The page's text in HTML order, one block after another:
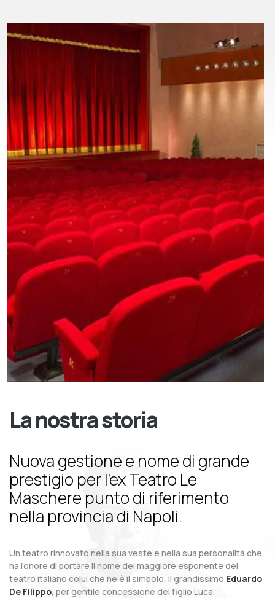
La nostra storia
Nuova gestione e nome di grande
prestigio per l’ex Teatro Le
Maschere punto di riferimento
nella provincia di Napoli.
Un teatro rinnovato nella sua veste e nella sua personalità che
ha l’onore di portare il nome del maggiore esponente del
teatro italiano colui che ne è il simbolo, il grandissimo Eduardo
De Filippo, per gentile concessione del figlio Luca.